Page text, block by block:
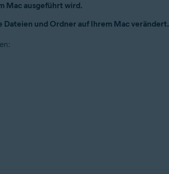
Mac ausgeführt wird.
und Ordner auf Ihrem Mac verändert.